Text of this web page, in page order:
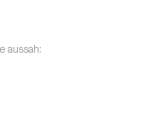
aussah: